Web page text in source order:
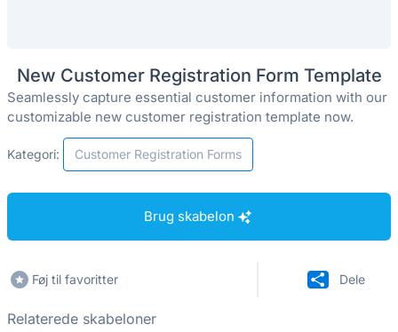
New Customer Registration Form Template
Seamlessly capture essential customer information with our
customizable new customer registration template now.
Kategori: Customer Registration Forms
Brug skabelon
Føj til favoritter Dele
Relaterede skabeloner